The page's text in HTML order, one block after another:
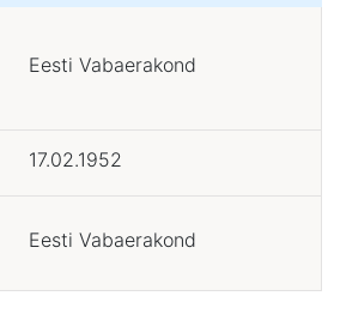
Eesti Vabaerakond
17.02.1952
Eesti Vabaerakond